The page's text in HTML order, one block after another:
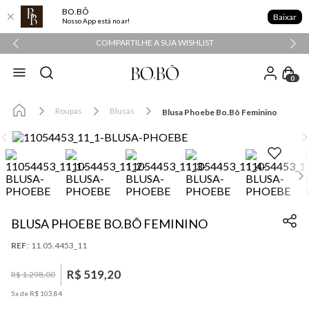
BO.BÔ
Nosso App está no ar! Baixar
COMPARTILHE A SUA WISHLIST
0
Roupas Blusas Blusa Phoebe Bo.Bô Feminino
BLUSA PHOEBE BO.BÔ FEMININO
: 11.05.4453_11
R$1.298,00 R$519,20
5x de R$ 103 84